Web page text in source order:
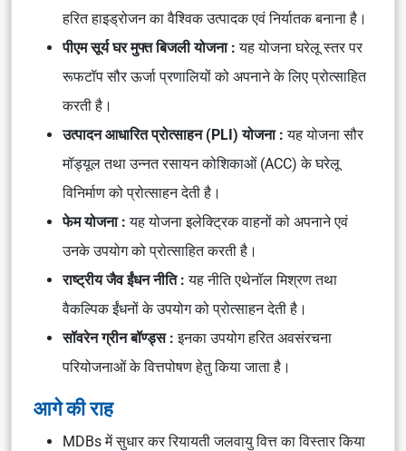
हरित हाइड्रोजन का वैश्विक उत्पादक एवं निर्यातक बनाना है।
पीएम सूर्य घर मुफ्त बिजली योजना : यह योजना घरेलू स्तर पर
रूफटॉप सौर ऊर्जा प्रणालियों को अपनाने के लिए प्रोत्साहित
करती है।
उत्पादन आधारित प्रोत्साहन (PLI) योजना : यह योजना सौर
मॉड्यूल तथा उन्नत रसायन कोशिकाओं (ACC) के घरेलू
विनिर्माण को प्रोत्साहन देती है।
फेम योजना : यह योजना इलेक्ट्रिक वाहनों को अपनाने एवं
उनके उपयोग को प्रोत्साहित करती है।
राष्ट्रीय जैव ईंधन नीति : यह नीति एथेनॉल मिश्रण तथा
वैकल्पिक ईंधनों के उपयोग को प्रोत्साहन देती है।
सॉवरेन ग्रीन बॉण्ड्स : इनका उपयोग हरित अवसंरचना
परियोजनाओं के वित्तपोषण हेतु किया जाता है।
आगे की राह
MDBs में सुधार कर रियायती जलवायु वित्त का विस्तार किया